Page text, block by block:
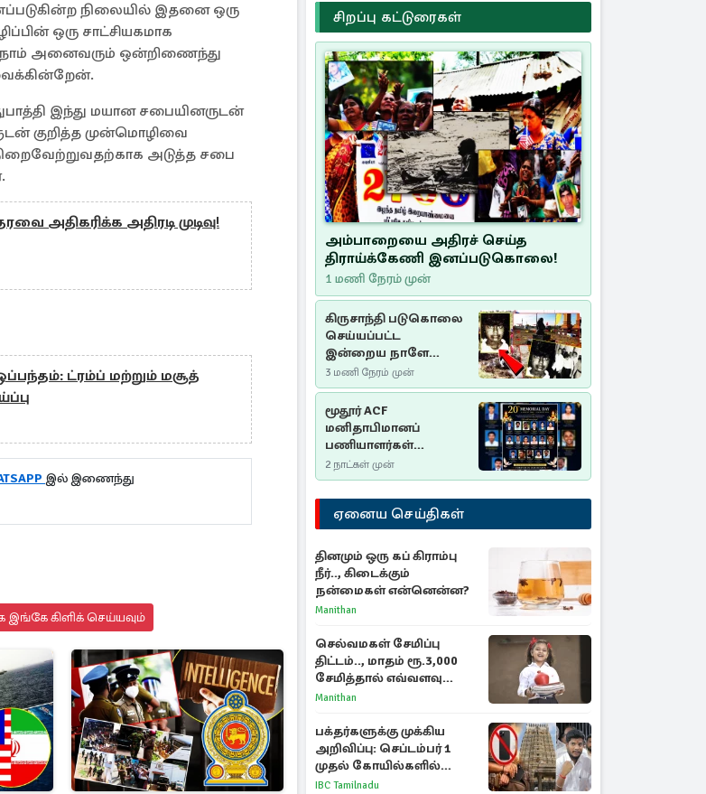
நிலையில் இதனை ஒரு
ஒரு சாட்சியகமாக
நாம் அனைவரும் ஒன்றிணைந்து
இந்து மயான சபையினருடன்
குறித்த முன்மொழிவை
அடுத்த சபை
அதிகரிக்க அதிரடி முடிவு!
ட்ரம்ப் மற்றும் மசூத்
இல் இணைந்து
இங்கே கிளிக் செய்யவும்
சிறப்பு கட்டுரைகள்
அம்பாறையை அதிரச் செய்த
திராய்க்கேணி இனப்படுகொலை!
1 மணி நேரம் முன்
கிருசாந்தி படுகொலை
செய்யப்பட்ட
இன்றைய நாளே
செம்மணி
இனப்படுகொலை
தினம்…!
3 மணி நேரம் முன்
மூதூர் ACF
மனிதாபிமானப்
பணியாளர்கள்
படுகொலை (2006): 20
ஆண்டுகளாகியும் நீதி
மறுக்கப்பட்ட
மனிதாபிமானப்
பேரவலம்
2 நாட்கள் முன்
ஏனைய செய்திகள்
தினமும் ஒரு கப் கிராம்பு
நீர்.., கிடைக்கும்
நன்மைகள் என்னென்ன?
Manithan
செல்வமகள் சேமிப்பு
திட்டம்.., மாதம் ரூ.3,000
சேமித்தால் எவ்வளவு
கிடைக்கும்?
Manithan
பக்தர்களுக்கு முக்கிய
அறிவிப்பு: செப்டம்பர் 1
முதல் கோயில்களில்
மொபைலுக்கு தடை!
IBC Tamilnadu